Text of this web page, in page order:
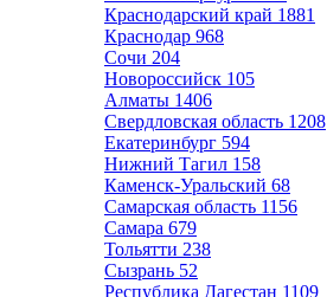
Краснодарский край 1881
Краснодар 968
Сочи 204
Новороссийск 105
Алматы 1406
Свердловская область 1208
Екатеринбург 594
Нижний Тагил 158
Каменск-Уральский 68
Самарская область 1156
Самара 679
Тольятти 238
Сызрань 52
Республика Дагестан 1109